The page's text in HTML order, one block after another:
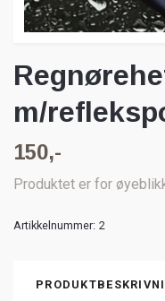
m/
150,-
Produktet er for
Artikkelnummer: 2